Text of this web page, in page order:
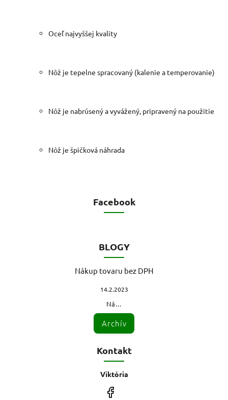
Oceľ najvyššej kvality
Nôž je tepelne spracovaný (kalenie a temperovanie)
Nôž je nabrúsený a vyvážený, pripravený na použitie
Nôž je špičková náhrada
Facebook
BLOGY
Nákup tovaru bez DPH
14.2.2023
Ná...
Archív
Kontakt
Viktória